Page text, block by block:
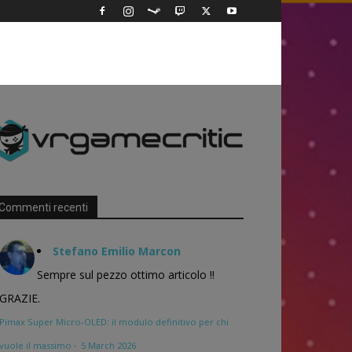
recenti
Stefano Emilio Marcon
Sempre sul pezzo ottimo articolo !!
GRAZIE.
Pimax Super Micro-OLED: il modulo definitivo per chi
vuole il massimo · 5 March 2026